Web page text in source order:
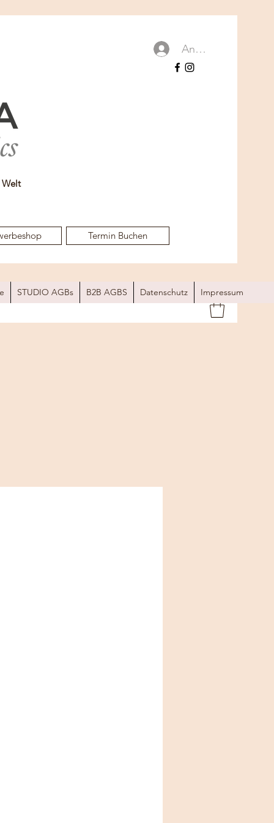
Welt
Termin Buchen
Anmelden
STUDIO AGBs B2B AGBS Datenschutz Impressum